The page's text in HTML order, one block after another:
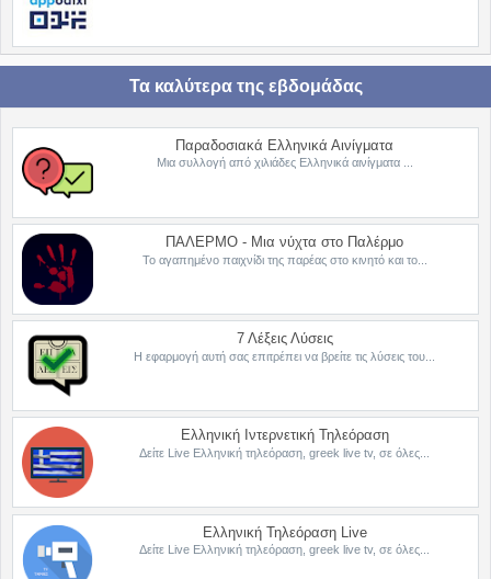
Τα καλύτερα της εβδομάδας
Παραδοσιακά Ελληνικά Αινίγματα
Μια συλλογή από χιλιάδες Ελληνικά αινίγματα ...
ΠΑΛΕΡΜΟ - Μια νύχτα στο Παλέρμο
Το αγαπημένο παιχνίδι της παρέας στο κινητό και το...
7 Λέξεις Λύσεις
Η εφαρμογή αυτή σας επιτρέπει να βρείτε τις λύσεις του...
Ελληνική Ιντερνετική Τηλεόραση
Δείτε Live Ελληνική τηλεόραση, greek live tv, σε όλες...
Ελληνική Τηλεόραση Live
Δείτε Live Ελληνική τηλεόραση, greek live tv, σε όλες...